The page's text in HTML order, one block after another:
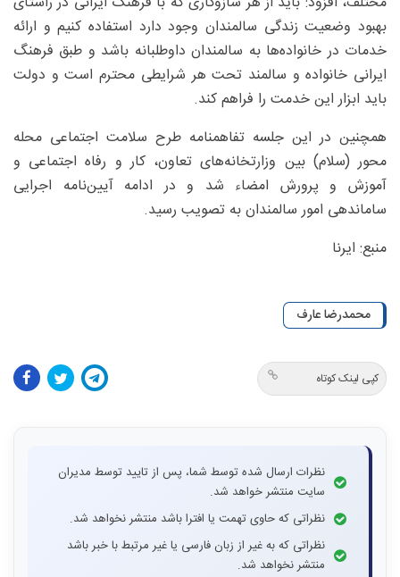
بهبود وضعیت زندگی سالمندان وجود دارد استفاده کنیم و ارائه
خدمات در خانواده‌ها به سالمندان داوطلبانه باشد و طبق فرهنگ
ایرانی خانواده و سالمند تحت هر شرایطی محترم است و دولت
باید ابزار این خدمت را فراهم کند.
همچنین در این جلسه تفاهمنامه‌ طرح سلامت اجتماعی محله
محور (سلام) بین وزارتخانه‌های تعاون، کار و رفاه اجتماعی و
آموزش و پرورش امضاء شد و در ادامه آیین‌نامه اجرایی
ساماندهی امور سالمندان به تصویب رسید.
منبع: ایرنا
محمدرضا عارف
کپی لینک کوتاه
نظرات ارسال شده توسط شما، پس از تایید توسط مدیران
سایت منتشر خواهد شد.
نظراتی که حاوی تهمت یا افترا باشد منتشر نخواهد شد.
نظراتی که به غیر از زبان فارسی یا غیر مرتبط با خبر باشد
منتشر نخواهد شد.